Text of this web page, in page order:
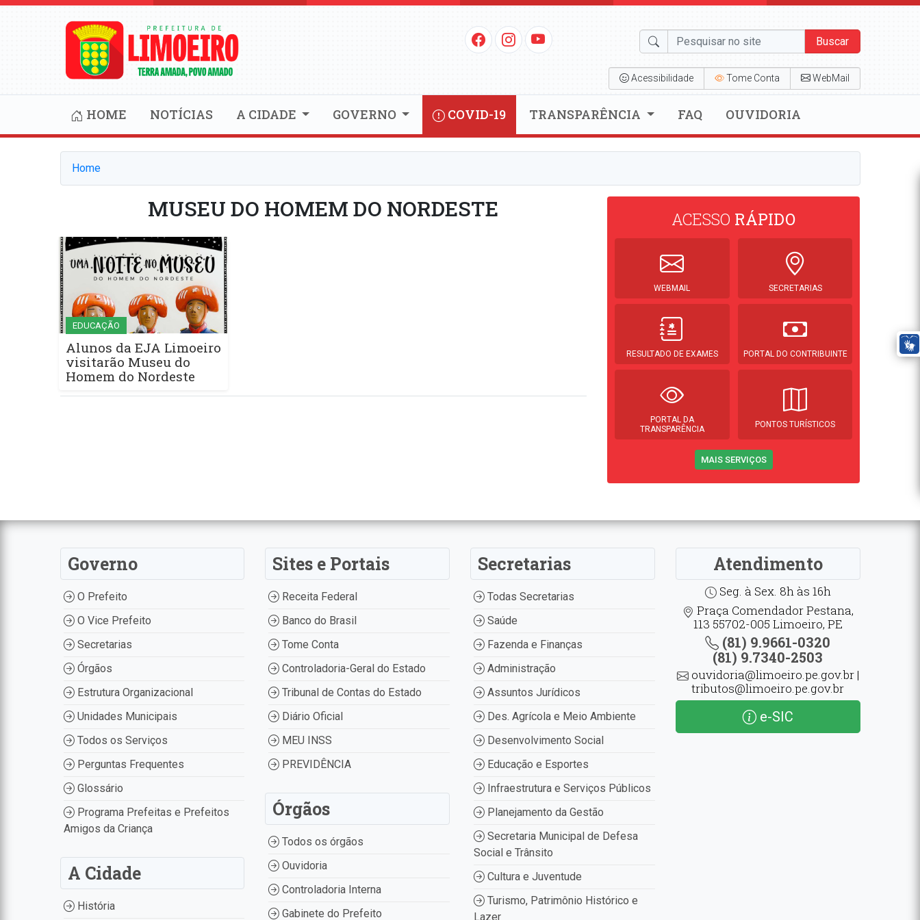
Buscar
Acessibilidade Tome Conta WebMail
HOME NOTÍCIAS A CIDADE GOVERNO COVID-19 TRANSPARÊNCIA FAQ OUVIDORIA
Home
MUSEU DO HOMEM DO NORDESTE
EDUCAÇÃO
Alunos da EJA Limoeiro
visitarão Museu do
Homem do Nordeste
ACESSO RÁPIDO
WEBMAIL SECRETARIAS
RESULTADO DE EXAMES PORTAL DO CONTRIBUINTE
PORTAL DA
TRANSPARÊNCIA
PONTOS TURÍSTICOS
MAIS SERVIÇOS
Governo
O Prefeito
O Vice Prefeito
Secretarias
Órgãos
Estrutura Organizacional
Unidades Municipais
Todos os Serviços
Perguntas Frequentes
Glossário
Programa Prefeitas e Prefeitos
Amigos da Criança
A Cidade
História
Sites e Portais
Receita Federal
Banco do Brasil
Tome Conta
Controladoria-Geral do Estado
Tribunal de Contas do Estado
Diário Oficial
MEU INSS
PREVIDÊNCIA
Órgãos
Todos os órgãos
Ouvidoria
Controladoria Interna
Gabinete do Prefeito
Secretarias
Todas Secretarias
Saúde
Fazenda e Finanças
Administração
Assuntos Jurídicos
Des. Agrícola e Meio Ambiente
Desenvolvimento Social
Educação e Esportes
Infraestrutura e Serviços Públicos
Planejamento da Gestão
Secretaria Municipal de Defesa
Social e Trânsito
Cultura e Juventude
Turismo, Patrimônio Histórico e
Lazer
Atendimento
Seg. à Sex. 8h às 16h
Praça Comendador Pestana,
113 55702-005 Limoeiro, PE
(81) 9.9661-0320
(81) 9.7340-2503
ouvidoria@limoeiro.pe.gov.br |
tributos@limoeiro.pe.gov.br
e-SIC